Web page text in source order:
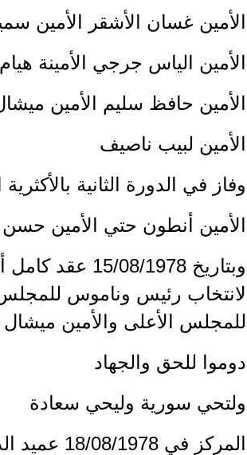
الأمين غسان الأشقر الأمين
الأمين الياس جرجي الأمينة
الأمين حافظ سليم الأمين
الأمين لبيب ناصيف
وفاز في الدورة الثانية بالأكثرية
الأمين أنطون حتي الأمين
وبتاريخ 15/
لانتخاب رئيس وناموس
للمجلس الأعلى والأمين ميشال
دوموا للحق والجهاد
ولتحي سورية وليحي سعادة
المركز في 18/08/1978 عميد الداخلية